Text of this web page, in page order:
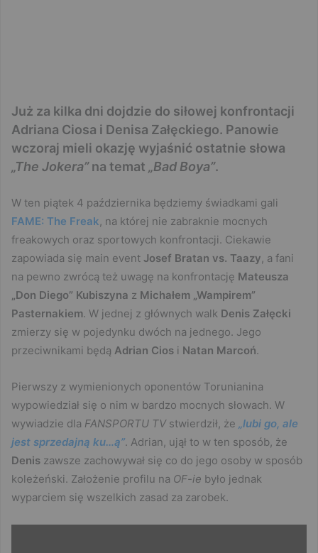
Już za kilka dni dojdzie do siłowej konfrontacji
Adriana Ciosa i Denisa Załęckiego. Panowie
wczoraj mieli okazję wyjaśnić ostatnie słowa
„The Jokera”na temat „Bad Boya”.
W ten piątek 4 października będziemy świadkami gali
FAME: The Freak, na której nie zabraknie mocnych
freakowych oraz sportowych konfrontacji. Ciekawie
zapowiada się main event Josef Bratan vs. Taazy, a fani
na pewno zwrócą też uwagę na konfrontację Mateusza
„Don Diego” Kubiszyna z Michałem „Wampirem”
Pasternakiem. W jednej z głównych walk Denis Załęcki
zmierzy się w pojedynku dwóch na jednego. Jego
przeciwnikami będą Adrian Cios i Natan Marcoń.
Pierwszy z wymienionych oponentów Torunianina
wypowiedział się o nim w bardzo mocnych słowach. W
wywiadzie dla FANSPORTU TVstwierdził, że „lubi go, ale
jest sprzedajną ku…ą”. Adrian, ujął to w ten sposób, że
Denis zawsze zachowywał się co do jego osoby w sposób
koleżeński. Założenie profilu na OF-ie było jednak
wyparciem się wszelkich zasad za zarobek.